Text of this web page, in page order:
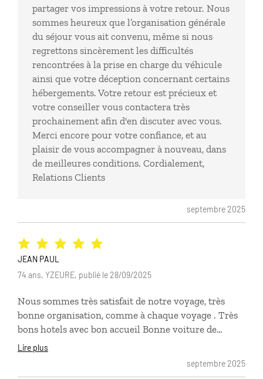
prendre un petit déjeuner, une seule personne aux
passeports et contrôle des bagages interminable. 5
avions décollaient à 5mn d'intervalle !
septembre 2025
partager vos impressions à votre retour. Nous
sommes heureux que l’organisation générale
du séjour vous ait convenu, même si nous
regrettons sincèrement les difficultés
rencontrées à la prise en charge du véhicule
ainsi que votre déception concernant certains
hébergements. Votre retour est précieux et
votre conseiller vous contactera très
prochainement afin d'en discuter avec vous.
Merci encore pour votre confiance, et au
plaisir de vous accompagner à nouveau, dans
de meilleures conditions. Cordialement,
Relations Clients
Nous sommes très satisfait de notre voyage, très
bonne organisation, comme à chaque voyage . Très
bons hotels avec bon accueil Bonne voiture de
location.
Lire plus
septembre 2025
JEAN PAUL
74 ans, YZEURE, publié le 28/09/2025